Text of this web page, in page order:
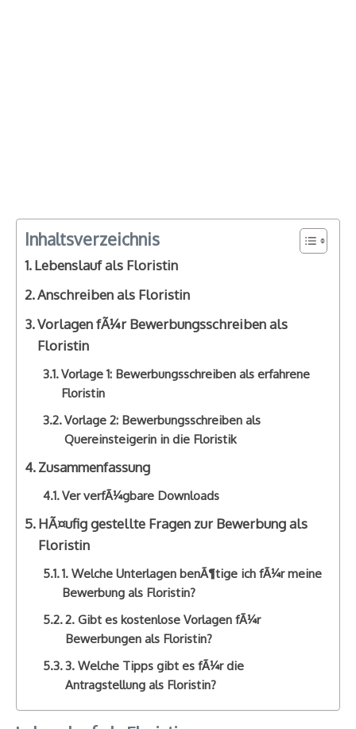
Inhaltsverzeichnis
Lebenslauf als Floristin
Anschreiben als Floristin
Vorlagen fÃ¼r Bewerbungsschreiben als
Floristin
Vorlage 1: Bewerbungsschreiben als erfahrene
Floristin
Vorlage 2: Bewerbungsschreiben als
Quereinsteigerin in die Floristik
Zusammenfassung
Ver verfÃ¼gbare Downloads
HÃ¤ufig gestellte Fragen zur Bewerbung als
Floristin
1. Welche Unterlagen benÃ¶tige ich fÃ¼r meine
Bewerbung als Floristin?
2. Gibt es kostenlose Vorlagen fÃ¼r
Bewerbungen als Floristin?
3. Welche Tipps gibt es fÃ¼r die
Antragstellung als Floristin?